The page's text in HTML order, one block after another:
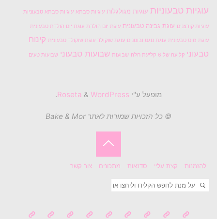
עוגיות טבעוניות עוגיות מגולגלות עוגיות סבתא עוגיות סבתא טבעוניות
עוגיות קורצנים עוגת גבינה טבעונית עוגת יום הולדת עוגת יום הולדת טבעונית
עוגת מוס טבעונית עוגת נוגט ובוטנים עוגת שוקולד עוגת שוקולד טבעונית קינוח
טבעוני קליעה של 6 קליעת חלה שבועות שבועות טבעוני שבועות טעים
מופעל ע"י & WordPress
.
© כל הזכויות שמורות לאתר Bake & Mor
להזמנות קצת עליי סדנאות מתכונים צור קשר
חיפוש
בחזרה